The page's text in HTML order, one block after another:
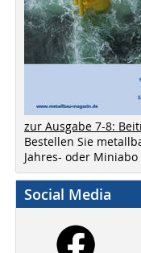
zur Ausgabe 7-8:
Bestellen Sie
Jahres- oder Miniabo
Social Media